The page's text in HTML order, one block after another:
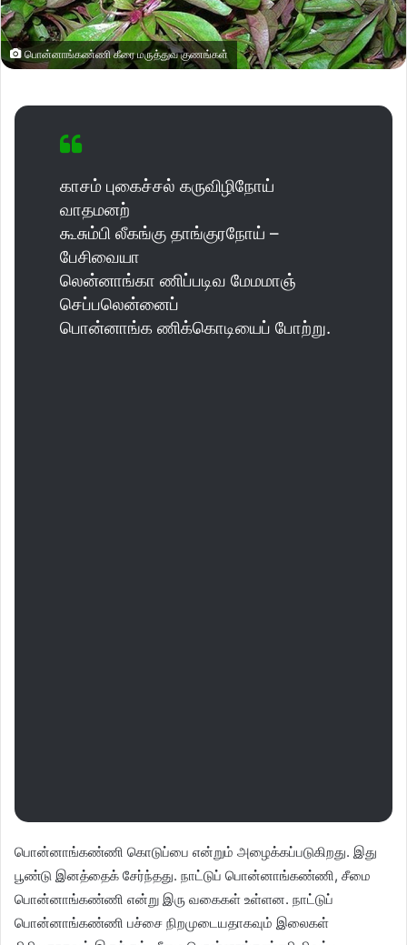
பொன்னாங்கண்ணி கீரை மருத்துவ குணங்கள்
காசம் புகைச்சல் கருவிழிநோய்
வாதமனற்
கூசும்பி லீகங்கு தாங்குரநோய் –
பேசிவையா
லென்னாங்கா ணிப்படிவ மேமமாஞ்
செப்பலென்னைப்
பொன்னாங்க ணிக்கொடியைப் போற்று.
பொன்னாங்கண்ணி கொடுப்பை என்றும் அழைக்கப்படுகிறது. இது
பூண்டு இனத்தைக் சேர்ந்தது. நாட்டுப் பொன்னாங்கண்ணி, சீமை
பொன்னாங்கண்ணி என்று இரு வகைகள் உள்ளன. நாட்டுப்
பொன்னாங்கண்ணி பச்சை நிறமுடையதாகவும் இலைகள்